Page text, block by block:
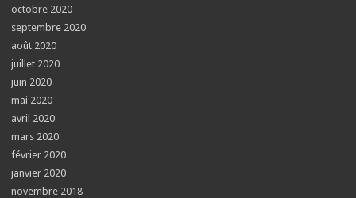
octobre 2020
septembre 2020
août 2020
juillet 2020
juin 2020
mai 2020
avril 2020
mars 2020
février 2020
janvier 2020
novembre 2018